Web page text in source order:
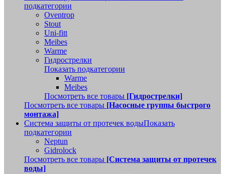
подкатегории
Oventrop
Stout
Uni-fitt
Meibes
Warme
Гидрострелки
Показать подкатегории
Warme
Meibes
Посмотреть все товары [Гидрострелки]
Посмотреть все товары [Насосные группы быстрого
монтажа]
Система защиты от протечек водыПоказать
подкатегории
Neptun
Gidrolock
Посмотреть все товары [Система защиты от протечек
воды]